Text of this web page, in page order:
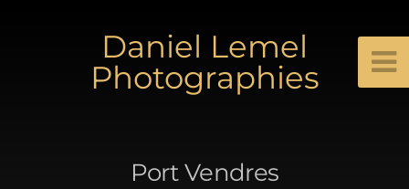
Daniel Lemel
Photographies
Port Vendres